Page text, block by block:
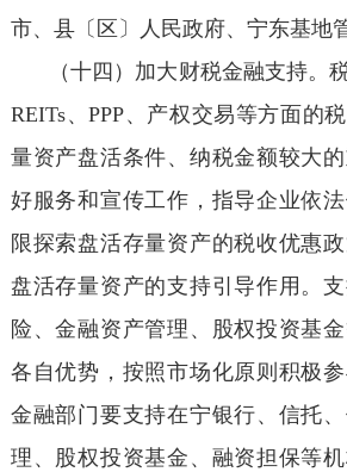
市、县〔区〕人民政府、宁东基地
（十四）加大财税金融支持。
REITs、PPP、产权交易等方面的
量资产盘活条件、纳税金额较大
好服务和宣传工作，指导企业依
限探索盘活存量资产的税收优惠
盘活存量资产的支持引导作用。
险、金融资产管理、股权投资基
各自优势，按照市场化原则积极参
金融部门要支持在宁银行、信托
理、股权投资基金、融资担保等